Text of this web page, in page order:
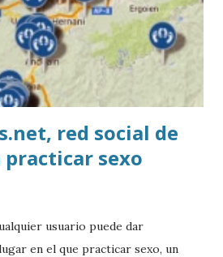
red social de
sexo
usuario puede dar
en el que practicar sexo, un